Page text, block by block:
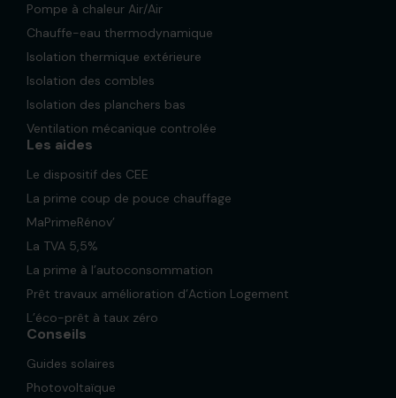
Pompe à chaleur Air/Air
Chauffe-eau thermodynamique
Isolation thermique extérieure
Isolation des combles
Isolation des planchers bas
Ventilation mécanique controlée
Les aides
Le dispositif des CEE
La prime coup de pouce chauffage
MaPrimeRénov’
La TVA 5,5%
La prime à l’autoconsommation
Prêt travaux amélioration d’Action Logement
L’éco-prêt à taux zéro
Conseils
Guides solaires
Photovoltaïque